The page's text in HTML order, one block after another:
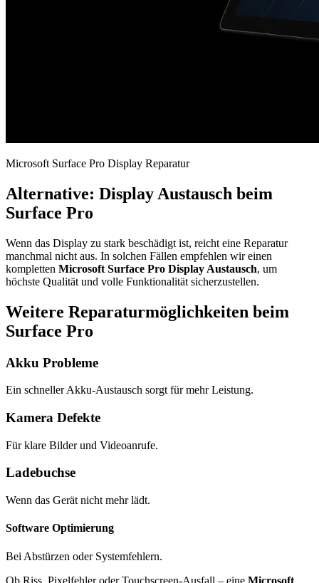
Microsoft Surface Pro Display Reparatur
Alternative: Display Austausch beim
Surface Pro
Wenn das Display zu stark beschädigt ist, reicht eine Reparatur
manchmal nicht aus. In solchen Fällen empfehlen wir einen
kompletten Microsoft Surface Pro Display Austausch, um
höchste Qualität und volle Funktionalität sicherzustellen.
Weitere Reparaturmöglichkeiten beim
Surface Pro
Akku Probleme
Ein schneller Akku-Austausch sorgt für mehr Leistung.
Kamera Defekte
Für klare Bilder und Videoanrufe.
Ladebuchse
Wenn das Gerät nicht mehr lädt.
Software Optimierung
Bei Abstürzen oder Systemfehlern.
Ob Riss, Pixelfehler oder Touchscreen-Ausfall – eine Microsoft